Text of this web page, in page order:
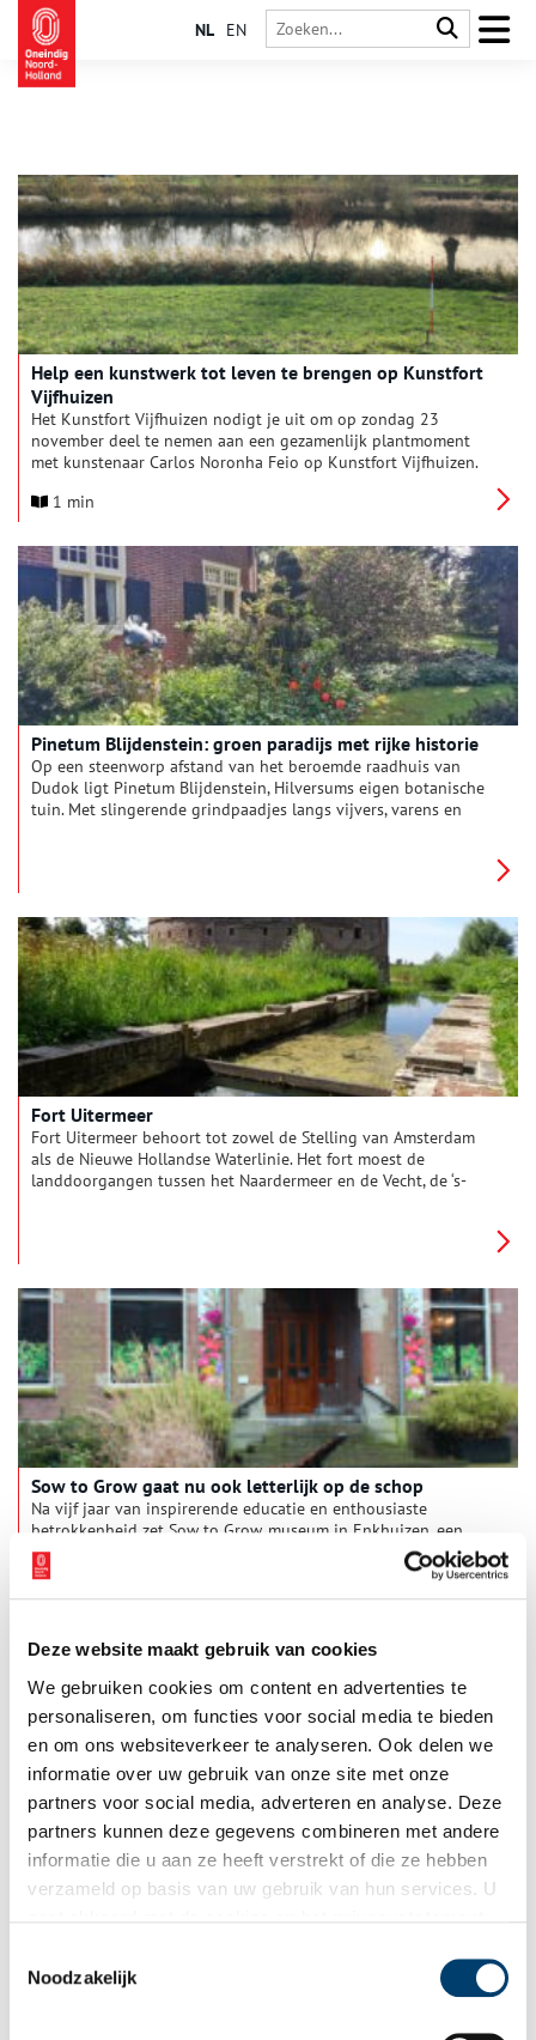
Deze website maakt gebruik van cookies
We gebruiken cookies om content en advertenties te
personaliseren, om functies voor social media te bieden
en om ons websiteverkeer te analyseren. Ook delen we
informatie over uw gebruik van onze site met onze
partners voor social media, adverteren en analyse. Deze
partners kunnen deze gegevens combineren met andere
informatie die u aan ze heeft verstrekt of die ze hebben
verzameld op basis van uw gebruik van hun services. U
Noodzakelijk
NL EN
Help een kunstwerk tot leven te brengen op Kunstfort
Vijfhuizen
Het Kunstfort Vijfhuizen nodigt je uit om op zondag 23
november deel te nemen aan een gezamenlijk plantmoment
met kunstenaar Carlos Noronha Feio op Kunstfort Vijfhuizen.
uitgegraven woord ‘HELING’. Iedereen is welkom om mee te
1 min
Pinetum Blijdenstein: groen paradijs met rijke historie
Op een steenworp afstand van het beroemde raadhuis van
Dudok ligt Pinetum Blijdenstein, Hilversums eigen botanische
tuin. Met slingerende grindpaadjes langs vijvers, varens en
Fort Uitermeer
Fort Uitermeer behoort tot zowel de Stelling van Amsterdam
als de Nieuwe Hollandse Waterlinie. Het fort moest de
landdoorgangen tussen het Naardermeer en de Vecht, de ‘s-
Sow to Grow gaat nu ook letterlijk op de schop
Na vijf jaar van inspirerende educatie en enthousiaste
betrokkenheid zet Sow to Grow, museum in Enkhuizen, een
opmerkelijke stap vooruit. Niet alleen ondergaan de
binnenruimtes van het museum een innovatieve upgrade, maar
ook de buitentuin wordt, met de steun van Stichting
Ge­ma­len luis met pis? Kleu­ri­ge kle­ding uit de tui­nen van
het Mui­der­slot
Drama! Op dit schilderij uit de collectie van het Muiderslot is
zijn de hoofdrolspelers Lucelle en Ascagnes ‘star-crossed
lovers’. Naast de afgebeelde scène, valt de kleur van de kleding